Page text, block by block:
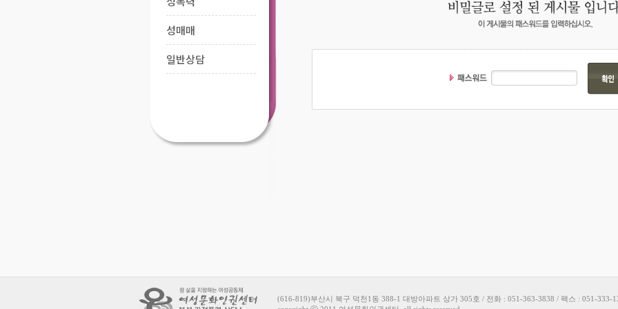
성매매
일반상담
(616-819)부산시 북구 덕천1동 388-1 대방아파트 상가 305호 / 전화 : 051-363-3838 / 팩스 : 051-333-